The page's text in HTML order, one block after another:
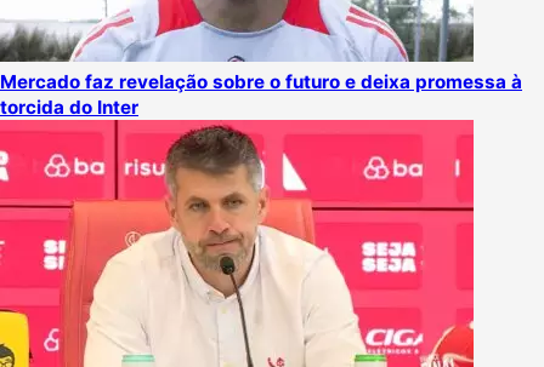
Mercado faz revelação sobre o futuro e deixa promessa à
torcida do Inter